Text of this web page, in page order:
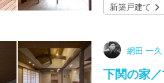
新築戸建て
網田 一
下関の家